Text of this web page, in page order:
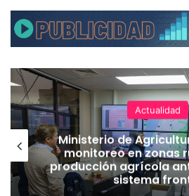
Actualidad
Ministerio de
monitoreo en zonas
producción agrícola
sistema